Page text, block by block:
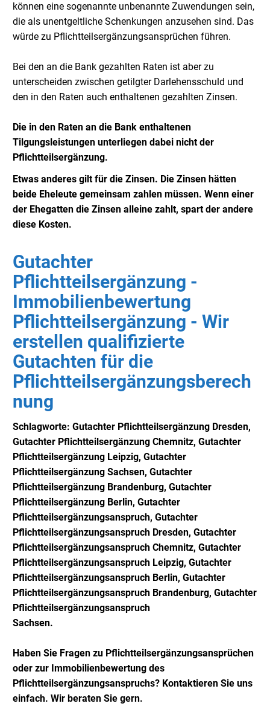
können eine sogenannte unbenannte Zuwendungen sein,
die als unentgeltliche Schenkungen anzusehen sind. Das
würde zu Pflichtteilsergänzungsansprüchen führen.
Bei den an die Bank gezahlten Raten ist aber zu
unterscheiden zwischen getilgter Darlehensschuld und
den in den Raten auch enthaltenen gezahlten Zinsen.
Die in den Raten an die Bank enthaltenen
Tilgungsleistungen unterliegen dabei nicht der
Pflichtteilsergänzung.
Etwas anderes gilt für die Zinsen. Die Zinsen hätten
beide Eheleute gemeinsam zahlen müssen. Wenn einer
der Ehegatten die Zinsen alleine zahlt, spart der andere
diese Kosten.
Gutachter
Pflichtteilsergänzung -
Immobilienbewertung
Pflichtteilsergänzung - Wir
erstellen qualifizierte
Gutachten für die
Pflichtteilsergänzungsberech
nung
Schlagworte: Gutachter Pflichtteilsergänzung Dresden,
Gutachter Pflichtteilsergänzung Chemnitz, Gutachter
Pflichtteilsergänzung Leipzig, Gutachter
Pflichtteilsergänzung Sachsen, Gutachter
Pflichtteilsergänzung Brandenburg, Gutachter
Pflichtteilsergänzung Berlin, Gutachter
Pflichtteilsergänzungsanspruch, Gutachter
Pflichtteilsergänzungsanspruch Dresden, Gutachter
Pflichtteilsergänzungsanspruch Chemnitz, Gutachter
Pflichtteilsergänzungsanspruch Leipzig, Gutachter
Pflichtteilsergänzungsanspruch Berlin, Gutachter
Pflichtteilsergänzungsanspruch Brandenburg, Gutachter
Pflichtteilsergänzungsanspruch
Sachsen.
Haben Sie Fragen zu Pflichtteilsergänzungsansprüchen
oder zur Immobilienbewertung des
Pflichtteilsergänzungsanspruchs? Kontaktieren Sie uns
einfach. Wir beraten Sie gern.